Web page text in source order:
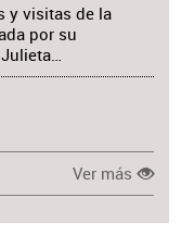
y visitas de la
por su
Ver más